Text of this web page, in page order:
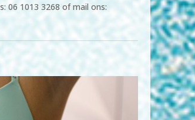
06 1013 3268 of mail ons: